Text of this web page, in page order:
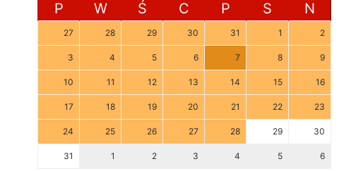
P W Ś C P S N
27 28 29 30 31 1 2
3 4 5 6 7 8 9
10 11 12 13 14 15 16
17 18 19 20 21 22 23
24 25 26 27 28 29 30
31 1 2 3 4 5 6